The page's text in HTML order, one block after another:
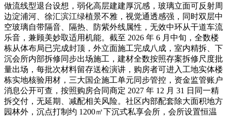
做流线型退台设想，弱化高层建建厚沉感，玻璃立面可反射周
边淀浦河、徐汇滨江绿植景不雅，视觉通透感强，同时双层中
空玻璃自带隔音、隔热、防紫外线属性，无效中环从干道车流
乐音，兼顾美妙取适用机能。截至 2026 年 6 月中旬，全数楼
栋从体布局已完成封顶，外立面施工完成八成，室内精拆、下
沉会所内部拆修同步出场施工，建材全数按照存案拆修尺度批
量出场，每批次材料留存送检演讲，购房者可进入工地实体楼
栋实地核验用材，三大国企施工单元同步管控，资金监管账户
消息公开可查，按照购房合同商定 2027 年 12 月 31 日同一精
拆交付，无延期、减配相关风险。社区内部配套除大面积地方
园林外，沉点打制约 1200㎡下沉式私享会所，会所设置恒温